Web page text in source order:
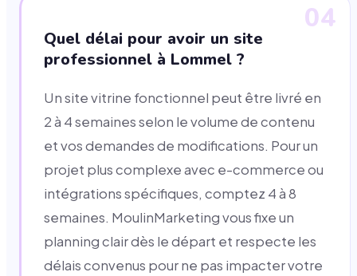
04
Quel délai pour avoir un site
professionnel à Lommel ?
Un site vitrine fonctionnel peut être livré en
2 à 4 semaines selon le volume de contenu
et vos demandes de modifications. Pour un
projet plus complexe avec e-commerce ou
intégrations spécifiques, comptez 4 à 8
semaines. MoulinMarketing vous fixe un
planning clair dès le départ et respecte les
délais convenus pour ne pas impacter votre